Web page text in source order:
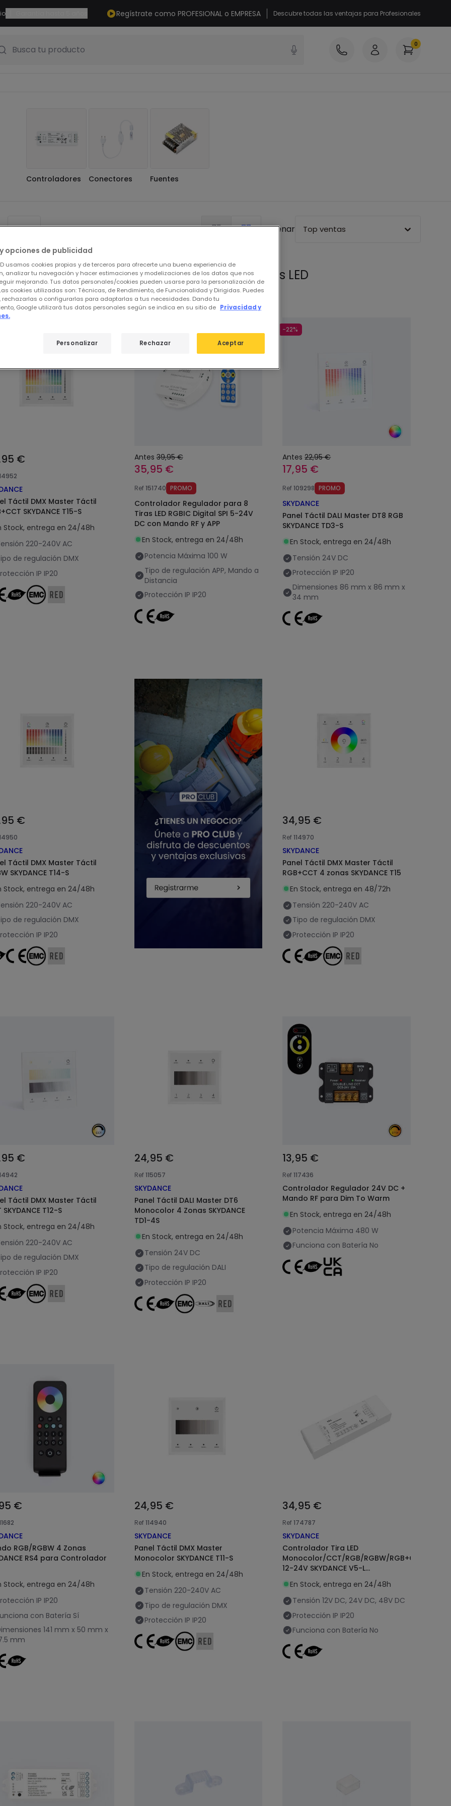
Regístrate como PROFESIONAL o EMPRESA Descubre todas las ventajas para Profesionales
Busca tu producto 0
Controladores Conectores Fuentes
31 de356 productos Ordenar Top ventas
productos destacados deAccesorios Tiras LED
€
Táctil DMX Master Táctil
SKYDANCE T15-S
Stock, entrega en 24/48h
220-240V AC
de regulación DMX
IP IP20
Antes 39,95 €
35,95 €
Ref151740 PROMO
Controlador Regulador para 8
Tiras LED RGBIC Digital SPI 5-24V
DC con Mando RF y APP
En Stock, entrega en 24/48h
Potencia Máxima 100 W
Tipo de regulación APP, Mando a
Distancia
Protección IP IP20
-22%
Antes 22,95 €
17,95 €
Ref109298 PROMO
SKYDANCE
Panel Táctil DALI Master DT8 RGB
SKYDANCE TD3-S
En Stock, entrega en 24/48h
Tensión 24V DC
Protección IP IP20
Dimensiones 86 mm x 86 mm x
34 mm
€
Táctil DMX Master Táctil
SKYDANCE T14-S
Stock, entrega en 24/48h
220-240V AC
de regulación DMX
IP IP20
34,95 €
Ref114970
SKYDANCE
Panel Táctil DMX Master Táctil
RGB+CCT 4 zonas SKYDANCE T15
En Stock, entrega en 48/72h
Tensión 220-240V AC
Tipo de regulación DMX
Protección IP IP20
€
Táctil DMX Master Táctil
SKYDANCE T12-S
Stock, entrega en 24/48h
220-240V AC
de regulación DMX
IP IP20
24,95 €
Ref115057
SKYDANCE
Panel Táctil DALI Master DT6
Monocolor 4 Zonas SKYDANCE
TD1-4S
En Stock, entrega en 24/48h
Tensión 24V DC
Tipo de regulación DALI
Protección IP IP20
13,95 €
Ref117436
Controlador Regulador 24V DC +
Mando RF para Dim To Warm
En Stock, entrega en 24/48h
Potencia Máxima 480 W
Funciona con Batería No
€
RGB/RGBW 4 Zonas
RS4 para Controlador
Stock, entrega en 24/48h
IP IP20
con Batería Sí
141 mm x 50 mm x
mm
24,95 €
Ref114940
SKYDANCE
Panel Táctil DMX Master
Monocolor SKYDANCE T11-S
En Stock, entrega en 24/48h
Tensión 220-240V AC
Tipo de regulación DMX
Protección IP IP20
34,95 €
Ref174787
SKYDANCE
Controlador Tira LED
Monocolor/CCT/RGB/RGBW/RGB+CCT
12-24V SKYDANCE V5-L
Compatible con Pulsador y
Mando RF
En Stock, entrega en 24/48h
Tensión 12V DC, 24V DC, 48V DC
Protección IP IP20
Funciona con Batería No
opciones de publicidad
usamos cookies propias y de terceros para ofrecerte una buena experiencia de
analizar tu navegación y hacer estimaciones y modelizaciones de los datos que nos
mejorando. Tus datos personales/cookies pueden usarse para la personalización de
cookies utilizadas son: Técnicas, de Rendimiento, de Funcionalidad y Dirigidas. Puedes
rechazarlas o configurarlas para adaptarlas a tus necesidades. Dando tu
Google utilizará tus datos personales según se indica en su sitio de Privacidad y
Rechazar Aceptar
Personalizar